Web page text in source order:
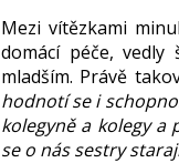
Mezi vítězkami
domácí péče, vedly
mladším. Právě
hodnotí se i
kolegyně a kolegy a
se o nás sestry